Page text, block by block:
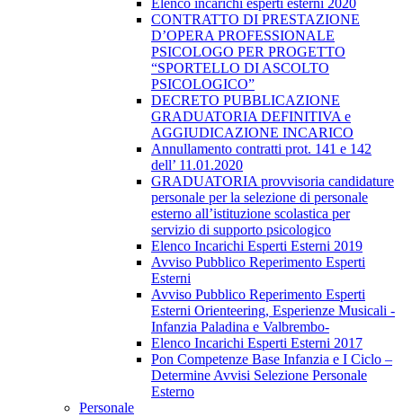
Elenco incarichi esperti esterni 2020
CONTRATTO DI PRESTAZIONE
D’OPERA PROFESSIONALE
PSICOLOGO PER PROGETTO
“SPORTELLO DI ASCOLTO
PSICOLOGICO”
DECRETO PUBBLICAZIONE
GRADUATORIA DEFINITIVA e
AGGIUDICAZIONE INCARICO
Annullamento contratti prot. 141 e 142
dell’ 11.01.2020
GRADUATORIA provvisoria candidature
personale per la selezione di personale
esterno all’istituzione scolastica per
servizio di supporto psicologico
Elenco Incarichi Esperti Esterni 2019
Avviso Pubblico Reperimento Esperti
Esterni
Avviso Pubblico Reperimento Esperti
Esterni Orienteering, Esperienze Musicali -
Infanzia Paladina e Valbrembo-
Elenco Incarichi Esperti Esterni 2017
Pon Competenze Base Infanzia e I Ciclo –
Determine Avvisi Selezione Personale
Esterno
Personale